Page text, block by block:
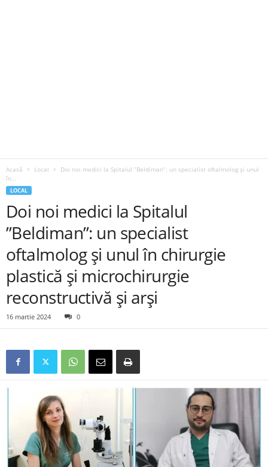
Acasă Local
Doi noi medici la Spitalul ”Beldiman”: un specialist oftalmolog și unul
în...
LOCAL
Doi noi medici la Spitalul
”Beldiman”: un specialist
oftalmolog și unul în chirurgie
plastică și microchirurgie
reconstructivă și arși
16 martie 2024 0